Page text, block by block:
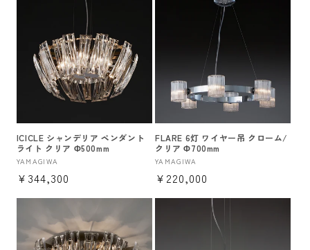
ICICLE シャンデリア ペンダント
ライト クリア Φ500mm
販
売
YAMAGIWA
通
常
格
¥344,300
FLARE 6灯 ワイヤー吊 クローム/
クリア Φ700mm
販
売
YAMAGIWA
通
常
¥220,000